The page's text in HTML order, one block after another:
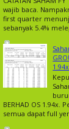
wajib baca.
first quarter
sebanyak 5.4%
1.94x.
BERHAD OS 1.94x.
semua dapat full